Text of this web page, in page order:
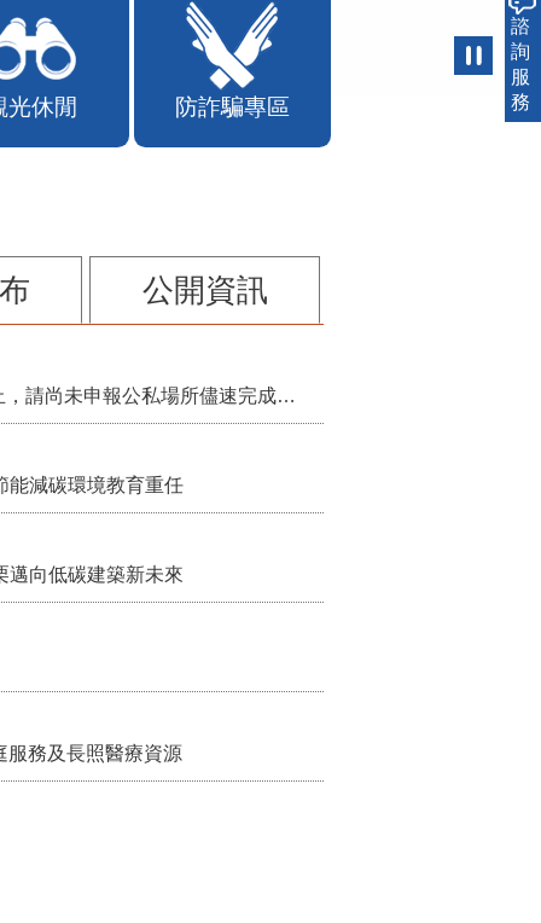
光休閒 防詐騙專區
公開資訊
115年第2季固定源空污費申報已於7月底截止，請尚未申報公私場所儘速完成申繳，以免面臨滯納金及罰鍰!
減碳環境教育重任
向低碳建築新未來
服務及長照醫療資源
諮
詢
服
務